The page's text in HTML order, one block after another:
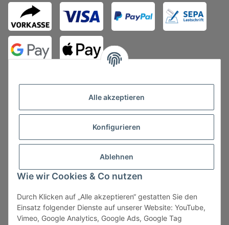
Alle akzeptieren
Konfigurieren
Ablehnen
Wie wir Cookies & Co nutzen
Durch Klicken auf „Alle akzeptieren“ gestatten Sie den
Einsatz folgender Dienste auf unserer Website: YouTube,
Vimeo, Google Analytics, Google Ads, Google Tag
Vertrag widerrufen
* Alle Preise zzgl. gesetzlicher USt., zzgl.Versand, zzgl.
Mindermengenzuschlag